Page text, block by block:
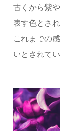
古くから紫
表す色とさ
これまでの
いとされてい